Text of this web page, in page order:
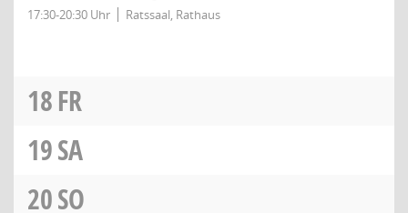
17:30-20:30 Uhr Ratssaal, Rathaus
18FR
19SA
20SO